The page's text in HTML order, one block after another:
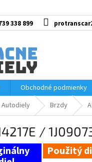
338 899
Obchodné podmienky
Autodiely Brzdy
/
Použitý